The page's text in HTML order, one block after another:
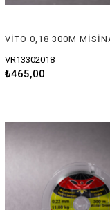
VR13302018
₺465,00